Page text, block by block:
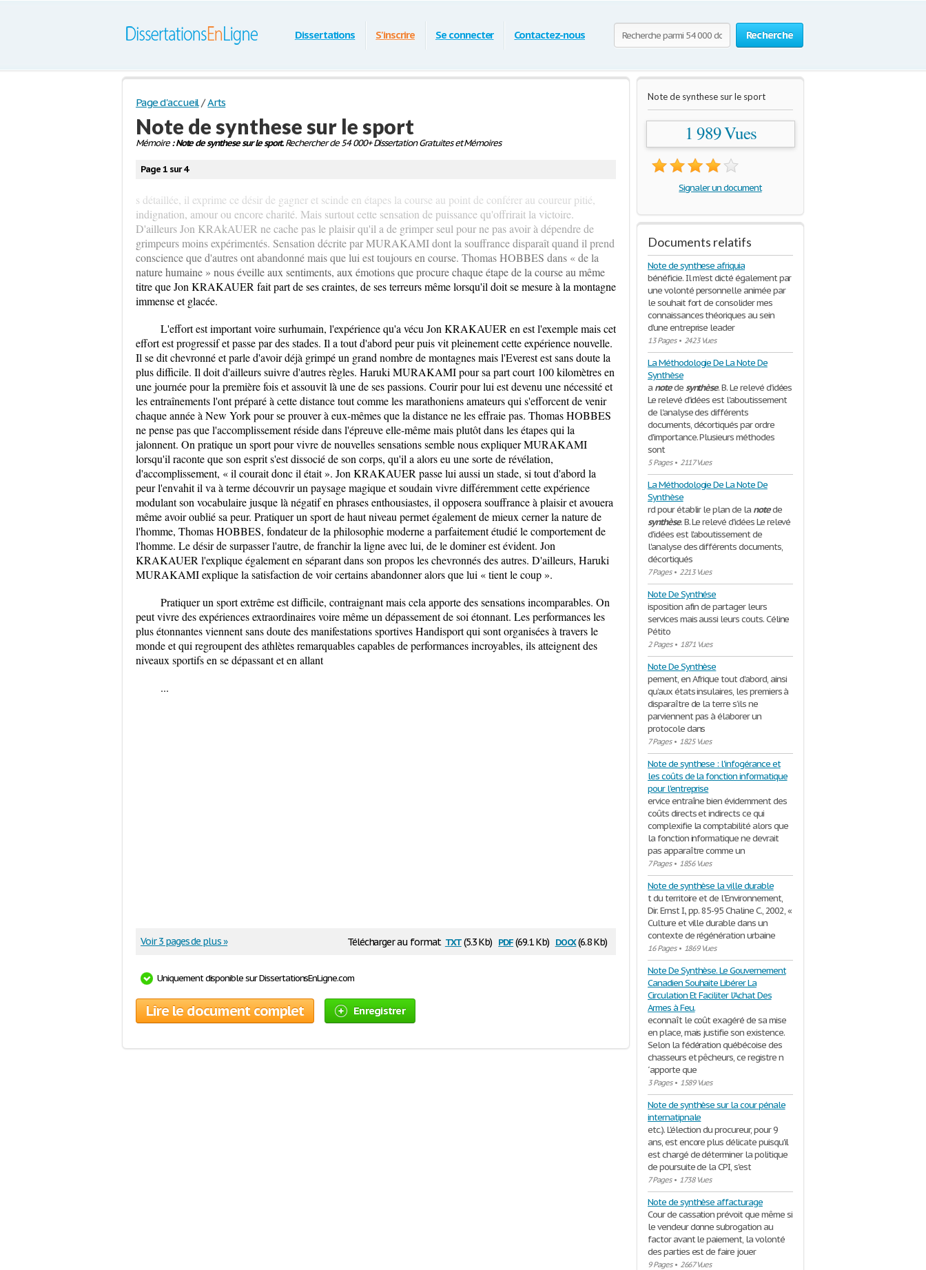
Recherche
Dissertations S'inscrire Se connecter Contactez-nous
Page d'accueil / Arts
Note de synthese sur le sport
Mémoire: Note de synthese sur le sport.Rechercher de 54 000+ Dissertation Gratuites et Mémoires
Page 1 sur 4
s détaillée, il exprime ce désir de gagner et scinde en étapes la course au point de conférer au coureur pitié,
indignation, amour ou encore charité. Mais surtout cette sensation de puissance qu'offrirait la victoire.
D'ailleurs Jon KRAkAUER ne cache pas le plaisir qu'il a de grimper seul pour ne pas avoir à dépendre de
grimpeurs moins expérimentés. Sensation décrite par MURAKAMI dont la souffrance disparaît quand il prend
conscience que d'autres ont abandonné mais que lui est toujours en course. Thomas HOBBES dans « de la
nature humaine » nous éveille aux sentiments, aux émotions que procure chaque étape de la course au même
titre que Jon KRAKAUER fait part de ses craintes, de ses terreurs même lorsqu'il doit se mesure à la montagne
immense et glacée.
L'effort est important voire surhumain, l'expérience qu'a vécu Jon KRAKAUER en est l'exemple mais cet
effort est progressif et passe par des stades. Il a tout d'abord peur puis vit pleinement cette expérience nouvelle.
Il se dit chevronné et parle d'avoir déjà grimpé un grand nombre de montagnes mais l'Everest est sans doute la
plus difficile. Il doit d'ailleurs suivre d'autres règles. Haruki MURAKAMI pour sa part court 100 kilomètres en
une journée pour la première fois et assouvit là une de ses passions. Courir pour lui est devenu une nécessité et
les entraînements l'ont préparé à cette distance tout comme les marathoniens amateurs qui s'efforcent de venir
chaque année à New York pour se prouver à eux-mêmes que la distance ne les effraie pas. Thomas HOBBES
ne pense pas que l'accomplissement réside dans l'épreuve elle-même mais plutôt dans les étapes qui la
jalonnent. On pratique un sport pour vivre de nouvelles sensations semble nous expliquer MURAKAMI
lorsqu'il raconte que son esprit s'est dissocié de son corps, qu'il a alors eu une sorte de révélation,
d'accomplissement, « il courait donc il était ». Jon KRAKAUER passe lui aussi un stade, si tout d'abord la
peur l'envahit il va à terme découvrir un paysage magique et soudain vivre différemment cette expérience
modulant son vocabulaire jusque là négatif en phrases enthousiastes, il opposera souffrance à plaisir et avouera
même avoir oublié sa peur. Pratiquer un sport de haut niveau permet également de mieux cerner la nature de
l'homme, Thomas HOBBES, fondateur de la philosophie moderne a parfaitement étudié le comportement de
l'homme. Le désir de surpasser l'autre, de franchir la ligne avec lui, de le dominer est évident. Jon
KRAKAUER l'explique également en séparant dans son propos les chevronnés des autres. D'ailleurs, Haruki
MURAKAMI explique la satisfaction de voir certains abandonner alors que lui « tient le coup ».
Pratiquer un sport extrême est difficile, contraignant mais cela apporte des sensations incomparables. On
peut vivre des expériences extraordinaires voire même un dépassement de soi étonnant. Les performances les
plus étonnantes viennent sans doute des manifestations sportives Handisport qui sont organisées à travers le
monde et qui regroupent des athlètes remarquables capables de performances incroyables, ils atteignent des
niveaux sportifs en se dépassant et en allant
...
Télécharger au format txt(5.3 Kb) pdf(69.1 Kb) docx(6.8 Kb)
Voir 3 pages de plus »
Uniquement disponible sur DissertationsEnLigne.com
Lire le document complet Enregistrer
Note de synthese sur le sport
1 989 Vues
Signaler un document
Documents relatifs
Note de synthese afriquia
bénéficie. Il m’est dicté également par
une volonté personnelle animée par
le souhait fort de consolider mes
connaissances théoriques au sein
d’une entreprise leader
13 Pages• 2423 Vues
La Méthodologie De La Note De
Synthèse
a notedesynthèse. B. Le relevé d'idées
Le relevé d'idées est l'aboutissement
de l'analyse des différents
documents, décortiqués par ordre
d'importance. Plusieurs méthodes
sont
5 Pages• 2117 Vues
La Méthodologie De La Note De
Synthèse
rd pour établir le plan de la notede
synthèse. B. Le relevé d'idées Le relevé
d'idées est l'aboutissement de
l'analyse des différents documents,
décortiqués
7 Pages• 2213 Vues
Note De Synthése
isposition afin de partager leurs
services mais aussi leurs couts. Céline
Pétito
2 Pages• 1871 Vues
Note De Synthèse
pement, en Afrique tout d’abord, ainsi
qu’aux états insulaires, les premiers à
disparaître de la terre s’ils ne
parviennent pas à élaborer un
protocole dans
7 Pages• 1825 Vues
Note de synthese : l'infogérance et
les coûts de la fonction informatique
pour l'entreprise
ervice entraîne bien évidemment des
coûts directs et indirects ce qui
complexifie la comptabilité alors que
la fonction informatique ne devrait
pas apparaître comme un
7 Pages• 1856 Vues
Note de synthèse la ville durable
t du territoire et de l’Environnement,
Dir. Ernst I., pp. 85-95 Chaline C., 2002, «
Culture et ville durable dans un
contexte de régénération urbaine
16 Pages• 1869 Vues
Note De Synthèse. Le Gouvernement
Canadien Souhaite Libérer La
Circulation Et Faciliter l'Achat Des
Armes à Feu.
econnaît le coût exagéré de sa mise
en place, mais justifie son existence.
Selon la fédération québécoise des
chasseurs et pêcheurs, ce registre n
´apporte que
3 Pages• 1589 Vues
Note de synthèse sur la cour pénale
internatipnale
etc.). L'élection du procureur, pour 9
ans, est encore plus délicate puisqu'il
est chargé de déterminer la politique
de poursuite de la CPI, s'est
7 Pages• 1738 Vues
Note de synthèse affacturage
Cour de cassation prévoit que même si
le vendeur donne subrogation au
factor avant le paiement, la volonté
des parties est de faire jouer
9 Pages• 2667 Vues